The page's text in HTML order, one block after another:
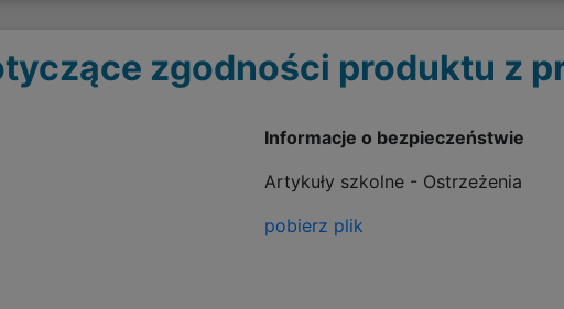
zgodności produktu z
Informacje o bezpieczeństwie
Artykuły szkolne - Ostrzeżenia
pobierz plik